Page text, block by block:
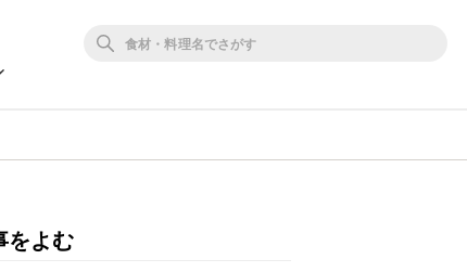
をよむ